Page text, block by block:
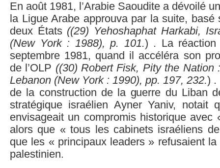
En août 1981, l’Arabie Saoudite a dévoilé
la Ligue Arabe approuva par la suite,
deux États ((29) Yehoshaphat Harkabi,
(New York : 1988), p. 101.) . La réaction
septembre 1981, quand il accéléra son
de l’OLP ((30) Robert Fisk, Pity the Nation
Lebanon (New York : 1990), pp. 197, 232.) .
de la construction de la guerre du Liban
stratégique israélien Ayner Yaniv, notait
envisageait un compromis historique avec
alors que « tous les cabinets israéliens
que les « principaux leaders » refusaient la
palestinien.